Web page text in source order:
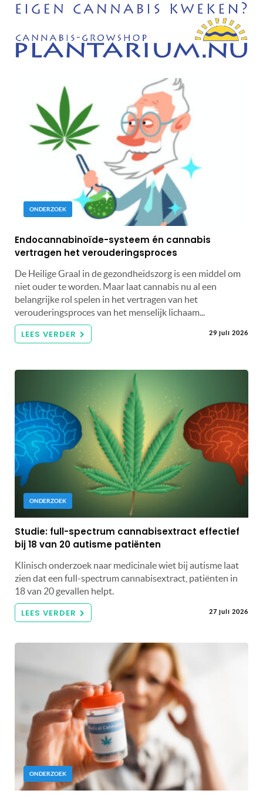
ONDERZOEK
Endocannabinoïde-systeem én cannabis
vertragen het verouderingsproces
De Heilige Graal in de gezondheidszorg is een middel om
niet ouder te worden. Maar laat cannabis nu al een
belangrijke rol spelen in het vertragen van het
verouderingsproces van het menselijk lichaam...
LEES VERDER 29 juli 2026
ONDERZOEK
Studie: full-spectrum cannabisextract effectief
bij 18 van 20 autisme patiënten
Klinisch onderzoek naar medicinale wiet bij autisme laat
zien dat een full-spectrum cannabisextract, patiënten in
18 van 20 gevallen helpt.
LEES VERDER 27 juli 2026
ONDERZOEK